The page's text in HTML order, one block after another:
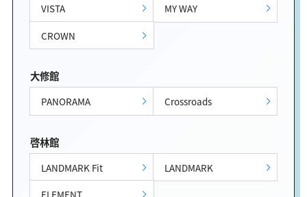
VISTA
MY WAY
CROWN
大修館
PANORAMA Crossroads
啓林館
LANDMARK Fit
LANDMARK